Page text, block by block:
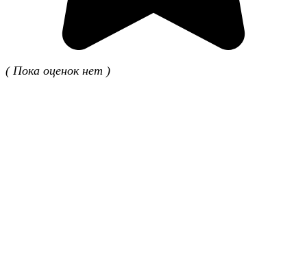
( Пока оценок нет )